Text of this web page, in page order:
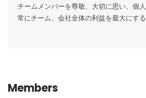
チームメンバーを尊敬、大切に思い、個人
常にチーム、会社全体の利益を最大にす
Members